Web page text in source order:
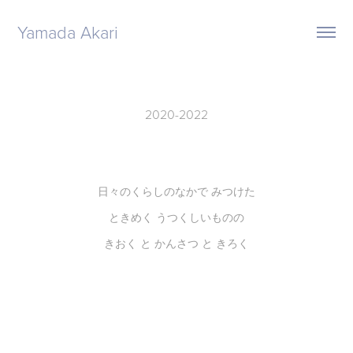
Yamada Akari
2020-2022
日々のくらしのなかで みつけた
ときめく うつくしいものの
きおく と かんさつ と きろく